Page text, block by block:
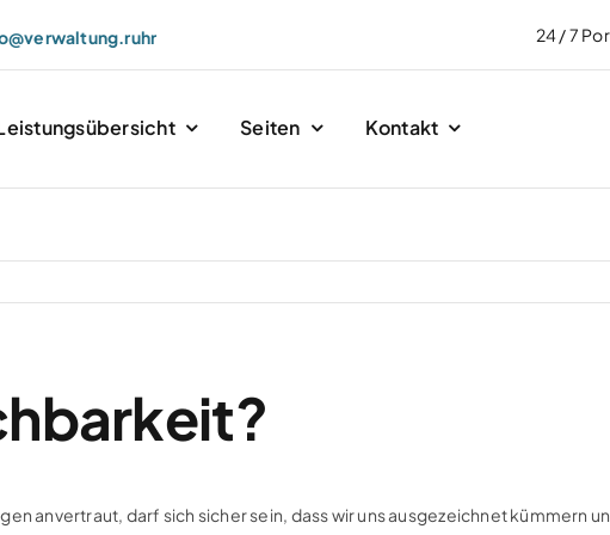
24 / 7
Seiten Kontakt
anvertraut, darf sich sicher sein, dass wir uns ausgezeichnet kümmern